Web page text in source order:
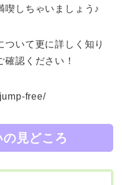
喫しちゃいましょう♪
いて更に詳しく知り
認ください！
free/
見どころ